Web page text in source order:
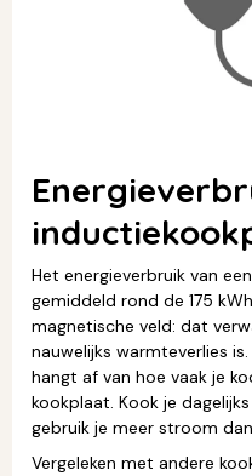
Het energieverbruik van
gemiddeld rond de 175
magnetische veld: dat
nauwelijks warmteverlies
hangt af van hoe vaak je
kookplaat. Kook je
gebruik je meer stroom
Vergeleken met andere